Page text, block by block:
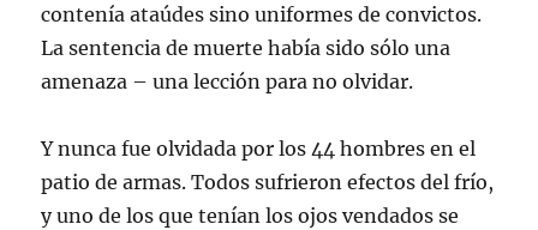
contenía ataúdes sino uniformes de convictos.
La sentencia de muerte había sido sólo una
amenaza – una lección para no olvidar.
Y nunca fue olvidada por los 44 hombres en el
patio de armas. Todos sufrieron efectos del frío,
y uno de los que tenían los ojos vendados se